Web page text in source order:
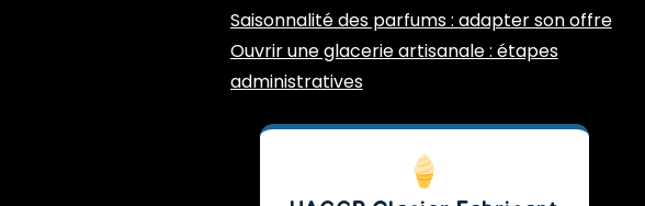
Saisonnalité des parfums : adapter son offre
Ouvrir une glacerie artisanale : étapes
administratives